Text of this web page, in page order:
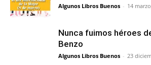
Algunos Libros Buenos - 14
Nunca fuimos héroes
Benzo
Algunos Libros Buenos - 23